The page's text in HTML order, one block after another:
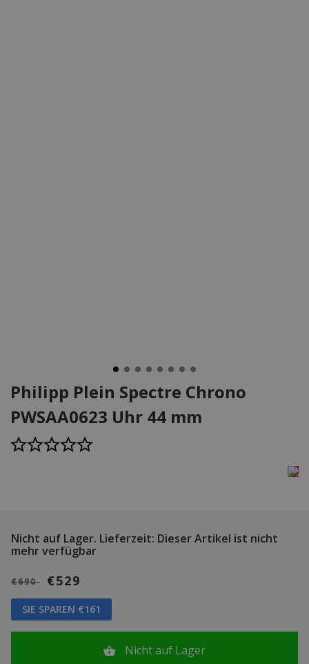
Philipp Plein Spectre Chrono
PWSAA0623 Uhr 44 mm
Nicht auf Lager. Lieferzeit: Dieser Artikel ist nicht
mehr verfügbar
€690 €529
SIE SPAREN €161
Nicht auf Lager